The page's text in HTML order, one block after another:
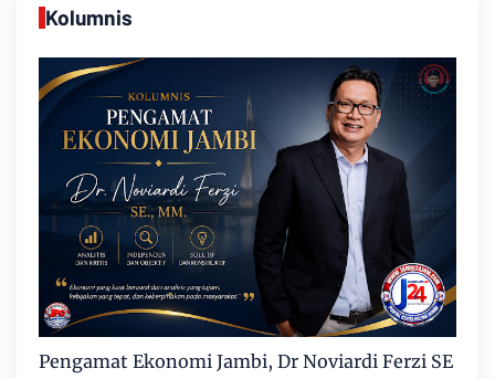
Kolumnis
Pengamat Ekonomi Jambi, Dr Noviardi Ferzi SE